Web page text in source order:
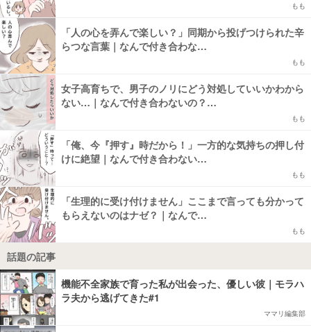
もも
「人の心を弄んで楽しい？」同期から投げつけられた辛
らつな言葉｜なんで付き合わな…
もも
女子高育ちで、男子のノリにどう対処していいかわから
ない…｜なんで付き合わないの？…
もも
「俺、今『押す』時だから！」一方的な気持ちの押し付
けに絶望｜なんで付き合わない…
もも
「生理的に受け付けません」ここまで言っても分かって
もらえないのはナゼ？｜なんで…
もも
話題の記事
機能不全家族で育った私が出会った、優しい彼｜モラハ
ラ夫から逃げてきた#1
ママリ編集部